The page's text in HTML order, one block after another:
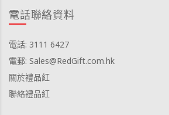
電話聯絡資料
電話: 3111 6427
電郵: Sales@RedGift.com.hk
關於禮品紅
聯絡禮品紅